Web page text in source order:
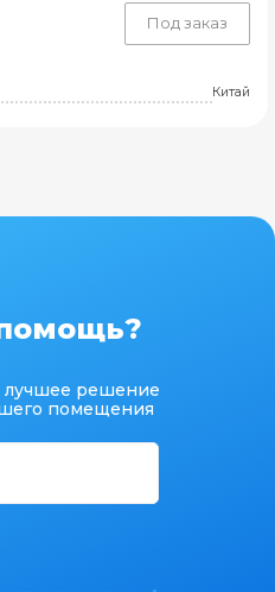
Под заказ
Китай
решение
помещения